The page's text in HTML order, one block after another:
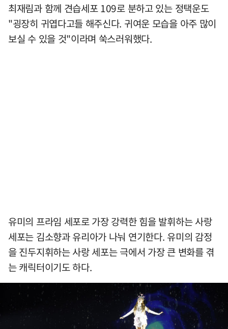
최재림과 함께 견습세포 109로 분하고 있는 정택운도
"굉장히 귀엽다고들 해주신다. 귀여운 모습을 아주 많이
보실 수 있을 것"이라며 쑥스러워했다.
유미의 프라임 세포로 가장 강력한 힘을 발휘하는 사랑
세포는 김소향과 유리아가 나눠 연기한다. 유미의 감정
을 진두지휘하는 사랑 세포는 극에서 가장 큰 변화를 겪
는 캐릭터이기도 하다.